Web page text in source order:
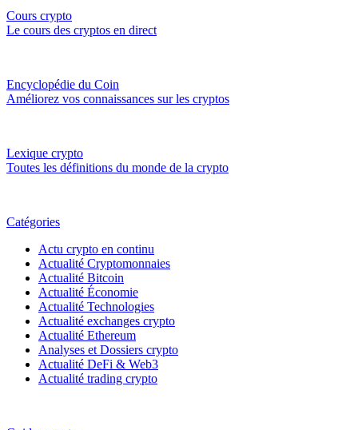
Cours crypto
Le cours des cryptos en direct
Encyclopédie du Coin
Améliorez vos connaissances sur les cryptos
Lexique crypto
Toutes les définitions du monde de la crypto
Catégories
Actu crypto en continu
Actualité Cryptomonnaies
Actualité Bitcoin
Actualité Économie
Actualité Technologies
Actualité exchanges crypto
Actualité Ethereum
Analyses et Dossiers crypto
Actualité DeFi & Web3
Actualité trading crypto